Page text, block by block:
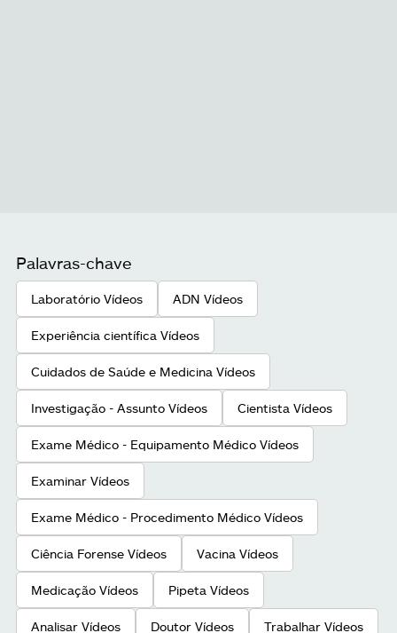
Palavras-chave
Laboratório Vídeos ADN Vídeos
Experiência científica Vídeos
Cuidados de Saúde e Medicina Vídeos
Investigação - Assunto Vídeos Cientista Vídeos
Exame Médico - Equipamento Médico Vídeos
Examinar Vídeos
Exame Médico - Procedimento Médico Vídeos
Ciência Forense Vídeos Vacina Vídeos
Medicação Vídeos Pipeta Vídeos
Analisar Vídeos Doutor Vídeos Trabalhar Vídeos